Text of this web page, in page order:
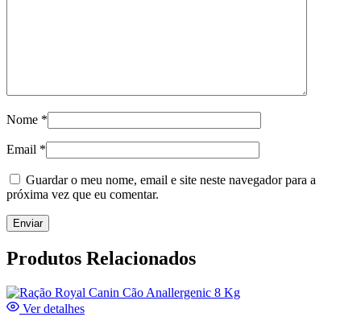
Nome *
Email *
Guardar o meu nome, email e site neste navegador para a
próxima vez que eu comentar.
Produtos Relacionados
Ver detalhes